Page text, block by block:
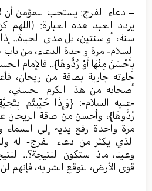
– دعاء الفرج: يستحب للمؤمن أن
يردد العبد هذه العبارة:
سنة، أو سنتين، بل مدى الحياة.. إذا
السلام- مرة واحدة الدعاء، من
بِأَحْسَنَ مِنْهَا أَوْ رُدُّوهَا}.. فالإمام
جاءته جارية بطاقة من ريحان،
أصحابه من هذا الكرم الحسني،
-عليه السلام-: {وَإِذَا حُيِّيتُم
رُدُّوهَا}، وأحسن من طاقة الريحان
مرة واحدة رفع يديه إلى السماء
الذي يكثر من دعاء الفرج- له
وعينا، ماذا ستكون النتيجة؟..
قوى الأرض، لتوقع الشر به، فإنهم